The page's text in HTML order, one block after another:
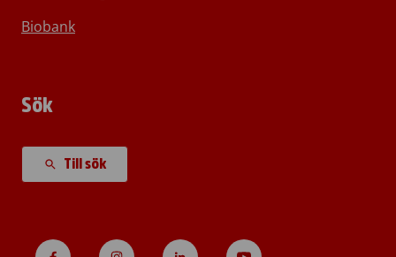
Biobank
Sök
Till sök